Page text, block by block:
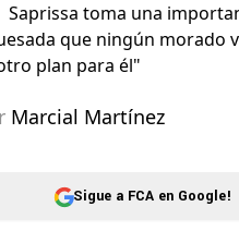
Saprissa toma una
que ningún morado
plan para él"
Marcial Martínez
Sigue a FCA en Google!